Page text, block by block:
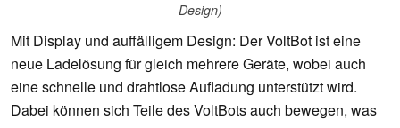
Design)
Mit Display und auffälligem Design: Der VoltBot ist eine
neue Ladelösung für gleich mehrere Geräte, wobei auch
eine schnelle und drahtlose Aufladung unterstützt wird.
Dabei können sich Teile des VoltBots auch bewegen, was